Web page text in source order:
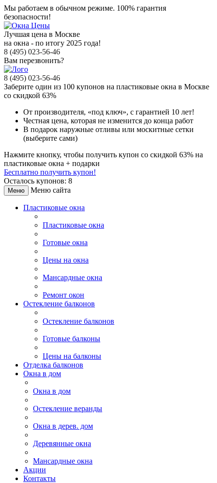
Мы работаем в обычном режиме. 100% гарантия
безопасности!
Лучшая цена в Москве
на окна - по итогу 2025 года!
8 (495) 023-56-46
Вам перезвонить?
8 (495) 023-56-46
Заберите один из 100 купонов на пластиковые окна в Москве
со скидкой 63%
От производителя, «под ключ», с гарантией 10 лет!
Честная цена, которая не изменится до конца работ
В подарок наружные отливы или москитные сетки
(выберите сами)
Нажмите кнопку, чтобы получить купон со скидкой 63% на
пластиковые окна + подарки
Бесплатно получить купон!
Осталось купонов: 8
Меню Меню сайта
Пластиковые окна
Пластиковые окна
Готовые окна
Цены на окна
Мансардные окна
Ремонт окон
Остекление балконов
Остекление балконов
Готовые балконы
Цены на балконы
Отделка балконов
Окна в дом
Окна в дом
Остекление веранды
Окна в дерев. дом
Деревянные окна
Мансардные окна
Акции
Контакты